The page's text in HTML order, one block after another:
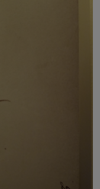
personnelle et
et conventions
s'agisse d'individus
artificielles